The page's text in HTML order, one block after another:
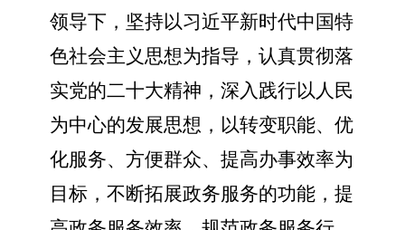
领导下，坚持以习近平新时代中国特
色社会主义思想为指导，认真贯彻落
实党的二十大精神，深入践行以人民
为中心的发展思想，以转变职能、优
化服务、方便群众、提高办事效率为
目标，不断拓展政务服务的功能，提